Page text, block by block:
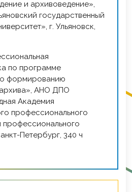
и архивоведение»,
государственный
г. Ульяновск,
по программе
формированию
АНО ДПО
Академия
профессионального
профессионального
Петербург, 340 ч